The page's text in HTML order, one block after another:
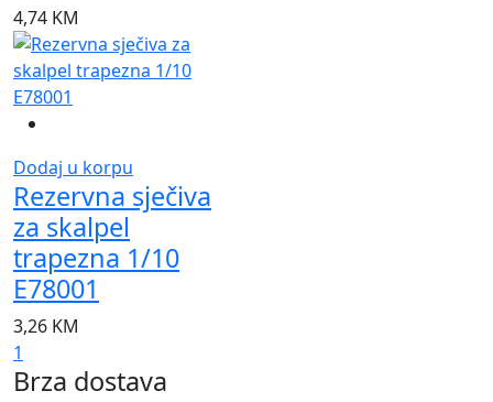
4,74 KM
Dodaj u korpu
Rezervna sječiva
za skalpel
trapezna 1/10
E78001
3,26 KM
1
Brza dostava